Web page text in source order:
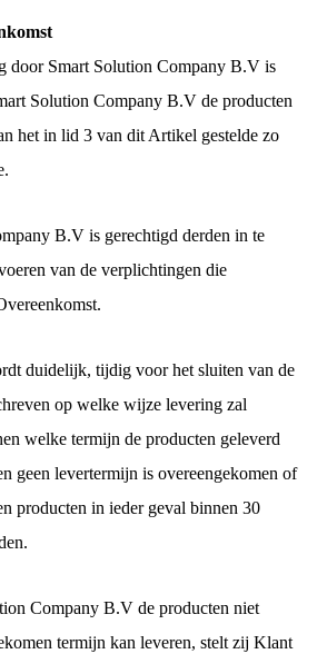
door Smart Solution Company B.V is
Solution Company B.V de producten
het in lid 3 van dit Artikel gestelde zo
B.V is gerechtigd derden in te
van de verplichtingen die
duidelijk, tijdig voor het sluiten van de
op welke wijze levering zal
welke termijn de producten geleverd
geen levertermijn is overeengekomen of
producten in ieder geval binnen 30
Company B.V de producten niet
termijn kan leveren, stelt zij Klant